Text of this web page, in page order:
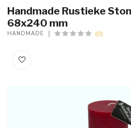
Handmade Rustieke
68x240 mm
HANDMADE (0)